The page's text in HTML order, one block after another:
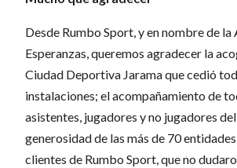
Desde Rumbo Sport, y en nombre de
Esperanzas, queremos agradecer la
Ciudad Deportiva Jarama que cedió
instalaciones; el acompañamiento de
asistentes, jugadores y no jugadores
generosidad de las más de 70
clientes de Rumbo Sport, que no